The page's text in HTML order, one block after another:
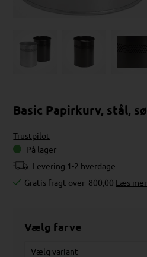
Basic Papirkurv, stål,
Trustpilot
På lager
Levering 1-2 hverdage
Gratis fragt over 800,00 Læs
Vælg farve